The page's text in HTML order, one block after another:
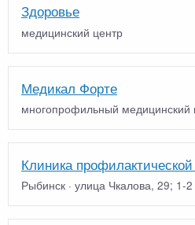
Здоровье
медицинский центр
Медикал Форте
многопрофильный медицинский
Клиника
Рыбинск · улица Чкалова, 29; 1-